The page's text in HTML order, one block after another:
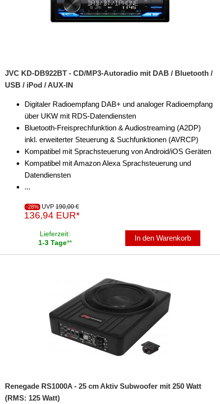
JVC KD-DB922BT - CD/MP3-Autoradio mit DAB / Bluetooth /
USB / iPod / AUX-IN
Digitaler Radioempfang DAB+ und analoger Radioempfang
über UKW mit RDS-Datendiensten
Bluetooth-Freisprechfunktion & Audiostreaming (A2DP)
inkl. erweiterter Steuerung & Suchfunktionen (AVRCP)
Kompatibel mit Sprachsteuerung von Android/iOS Geräten
Kompatibel mit Amazon Alexa Sprachsteuerung und
Datendiensten
...
-28% UVP 190,00 €
136,94 EUR*
Lieferzeit:
1-3 Tage**
In den Warenkorb
Renegade RS1000A - 25 cm Aktiv Subwoofer mit 250 Watt
(RMS: 125 Watt)